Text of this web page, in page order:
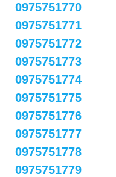
0975751770
0975751771
0975751772
0975751773
0975751774
0975751775
0975751776
0975751777
0975751778
0975751779